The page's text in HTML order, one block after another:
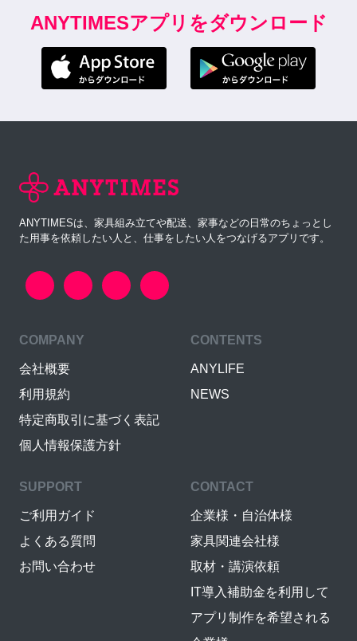
ANYTIMESアプリをダウンロード
ANYTIMESは、家具組み立てや配送、家事などの日常のちょっとし
た用事を依頼したい人と、仕事をしたい人をつなげるアプリです。
COMPANY
会社概要
利用規約
特定商取引に基づく表記
個人情報保護方針
CONTENTS
ANYLIFE
NEWS
SUPPORT
ご利用ガイド
よくある質問
お問い合わせ
CONTACT
企業様・自治体様
家具関連会社様
取材・講演依頼
IT導入補助金を利用して
アプリ制作を希望される